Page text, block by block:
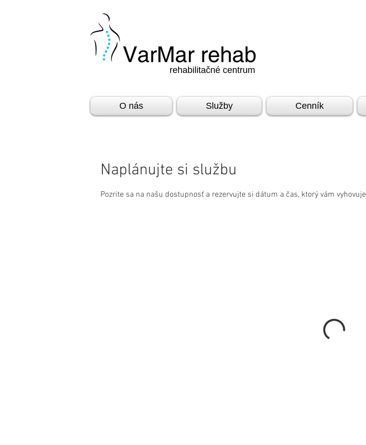
rehabilitačné centrum
O nás Služby Cenník
Naplánujte si službu
Pozrite sa na našu dostupnosť a rezervujte si dátum a čas, ktorý vám vyhovuje